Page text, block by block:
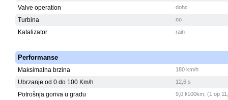
Valve operation dohc
Turbina no
Katalizator rain
Performanse
Maksimalna brzina 180 km/h
Ubrzanje od 0 do 100 Km/h 12,6 s
Potrošnja goriva u gradu 9,0 l/100km; (1 op